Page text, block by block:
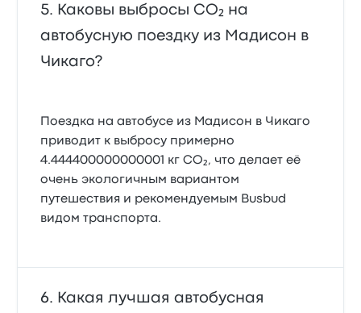
Каковы выбросы CO₂ на
автобусную поездку из Мадисон в
Чикаго?
Поездка на автобусе из Мадисон в Чикаго
приводит к выбросу примерно
4.444400000000001 кг CO₂, что делает её
очень экологичным вариантом
путешествия и рекомендуемым Busbud
видом транспорта.
Какая лучшая автобусная